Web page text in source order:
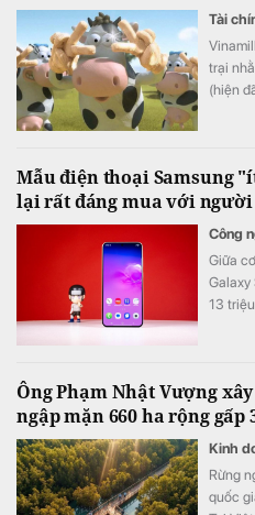
Tài
trại
(hiện
Mẫu điện thoại Samsung
lại rất đáng mua với
Công
Giữa
Galaxy
13
Ông Phạm Nhật Vượng
ngập mặn 660 ha rộng gấp
Kinh
Rừng
quốc